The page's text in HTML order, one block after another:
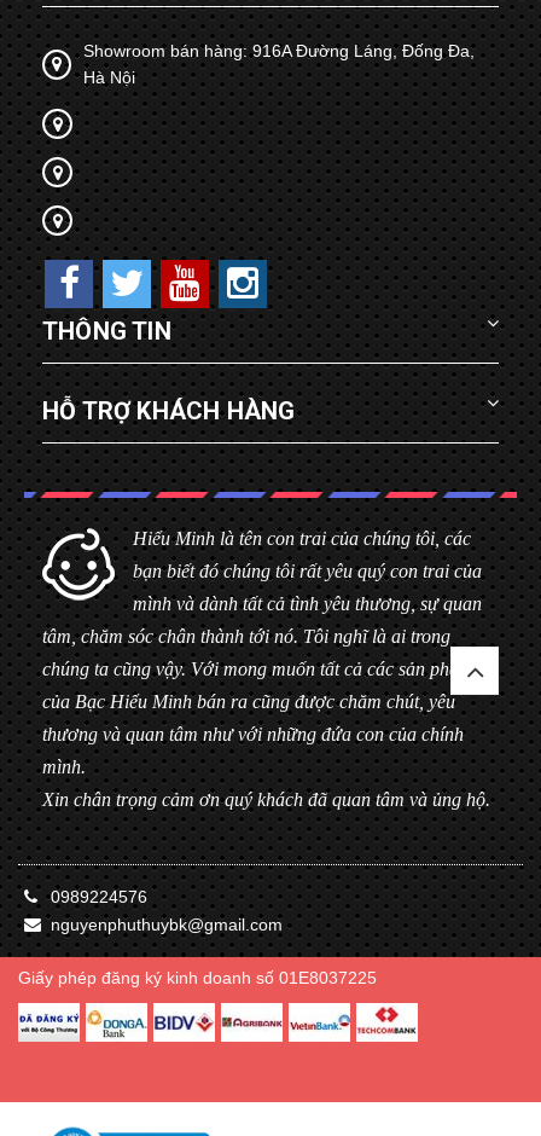
Showroom bán hàng: 916A Đường Láng, Đống Đa,
Hà Nội
THÔNG TIN
HỖ TRỢ KHÁCH HÀNG
Hiểu Minh là tên con trai của chúng tôi, các
bạn biết đó chúng tôi rất yêu quý con trai của
mình và dành tất cả tình yêu thương, sự quan
tâm, chăm sóc chân thành tới nó. Tôi nghĩ là ai trong
chúng ta cũng vậy. Với mong muốn tất cả các sản phẩm
của Bạc Hiểu Minh bán ra cũng được chăm chút, yêu
thương và quan tâm như với những đứa con của chính
mình.
Xin chân trọng cảm ơn quý khách đã quan tâm và ủng hộ.
0989224576
nguyenphuthuybk@gmail.com
Giấy phép đăng ký kinh doanh số 01E8037225